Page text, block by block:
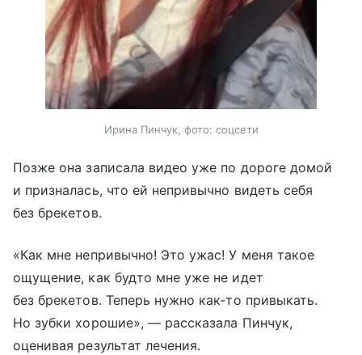
Ирина Пинчук, фото: соцсети
Позже она записала видео уже по дороге домой
и призналась, что ей непривычно видеть себя
без брекетов.
«Как мне непривычно! Это ужас! У меня такое
ощущение, как будто мне уже не идет
без брекетов. Теперь нужно как-то привыкать.
Но зубки хорошие», — рассказала Пинчук,
оценивая результат лечения.